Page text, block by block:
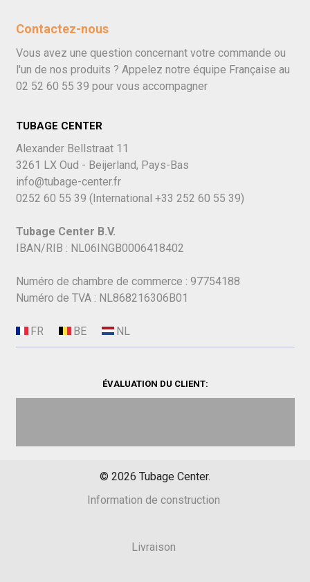
Contactez-nous
Vous avez une question concernant votre commande ou
l'un de nos produits ? Appelez notre équipe Française au
02 52 60 55 39 pour vous accompagner
TUBAGE CENTER
Alexander Bellstraat 11
3261 LX Oud - Beijerland, Pays-Bas
info@tubage-center.fr
0252 60 55 39 (International +33 252 60 55 39)
Tubage Center B.V.
IBAN/RIB : NL06INGB0006418402
Numéro de chambre de commerce : 97754188
Numéro de TVA : NL868216306B01
ÉVALUATION DU CLIENT:
© 2026 Tubage Center.
Information de construction
Livraison